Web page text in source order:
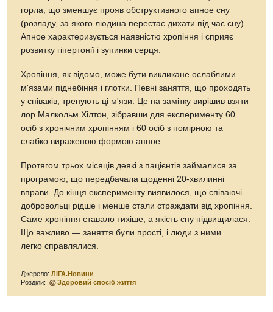
горла, що зменшує прояв обструктивного апное сну
(розладу, за якого людина перестає дихати під час сну).
Апное характеризується наявністю хропіння і сприяє
розвитку гіпертонії і зупинки серця.
Хропіння, як відомо, може бути викликане ослаблими
м'язами піднебіння і глотки. Певні заняття, що проходять
у співаків, тренують ці м'язи. Це на замітку вирішив взяти
лор Малкольм Хілтон, зібравши для експерименту 60
осіб з хронічним хропінням і 60 осіб з помірною та
слабко вираженою формою апное.
Протягом трьох місяців деякі з пацієнтів займалися за
програмою, що передбачала щоденні 20-хвилинні
вправи. До кінця експерименту виявилося, що співаючі
добровольці рідше і менше стали страждати від хропіння.
Саме хропіння ставало тихіше, а якість сну підвищилася.
Що важливо — заняття були прості, і люди з ними
легко справлялися.
Джерело:ЛІГА.Новини
Розділи:
Здоровий спосіб життя